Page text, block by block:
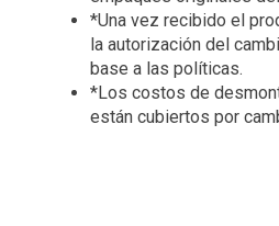
*Una vez recibido el
la autorización del
base a las políticas.
*Los costos de
están cubiertos por